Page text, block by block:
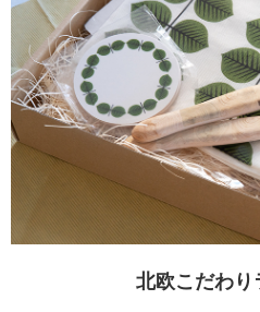
北欧こだわり